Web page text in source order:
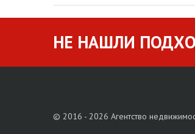
НЕ НАШЛИ
© 2016 - 2026 Агентство